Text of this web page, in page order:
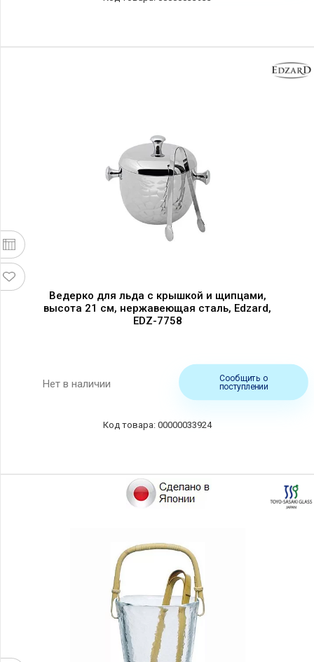
Ведерко для льда с крышкой и щипцами,
высота 21 см, нержавеющая сталь, Edzard,
EDZ-7758
Нет в наличии
Сообщить о
поступлении
00000033924